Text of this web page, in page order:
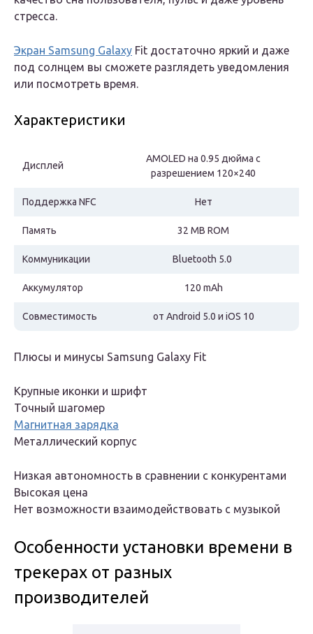
стресса.
Экран Samsung Galaxy Fit достаточно яркий и даже
под солнцем вы сможете разглядеть уведомления
или посмотреть время.
Характеристики
Дисплей
AMOLED на 0.95 дюйма с
разрешением 120×240
Поддержка NFC Нет
Память 32 MB ROM
Коммуникации Bluetooth 5.0
Аккумулятор 120 mAh
Совместимость от Android 5.0 и iOS 10
Плюсы и минусы Samsung Galaxy Fit
Крупные иконки и шрифт
Точный шагомер
Магнитная зарядка
Металлический корпус
Низкая автономность в сравнении с конкурентами
Высокая цена
Нет возможности взаимодействовать с музыкой
Особенности установки времени в
трекерах от разных
производителей